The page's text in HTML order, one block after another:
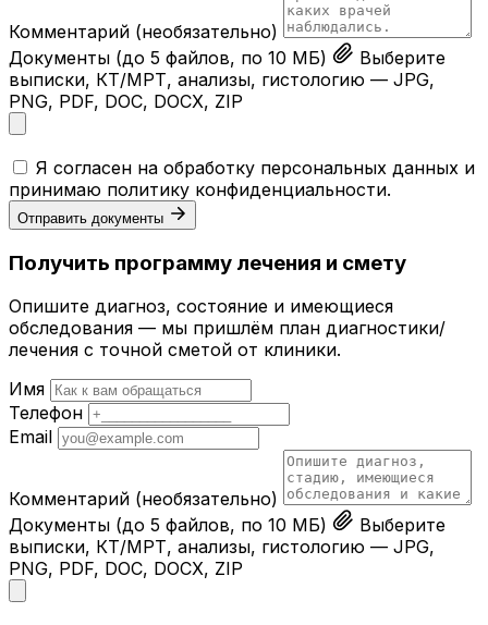
Комментарий (необязательно)
Документы (до 5 файлов, по 10 МБ)
Выберите
выписки, КТ/МРТ, анализы, гистологию — JPG,
PNG, PDF, DOC, DOCX, ZIP
Я согласен на обработку персональных данных и
принимаю политику конфиденциальности.
Отправить документы
Получить программу лечения и смету
Опишите диагноз, состояние и имеющиеся
обследования — мы пришлём план диагностики/
лечения с точной сметой от клиники.
Имя
Телефон
Email
Комментарий (необязательно)
Документы (до 5 файлов, по 10 МБ)
Выберите
выписки, КТ/МРТ, анализы, гистологию — JPG,
PNG, PDF, DOC, DOCX, ZIP